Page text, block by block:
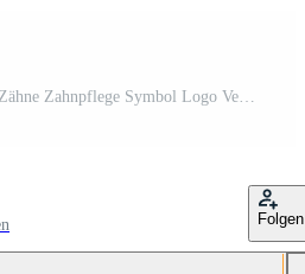
North Carolina Karte und Zähne Zahnpflege Symbol Logo Vektor Pro-Vektor und Pro-SVG
Folgen